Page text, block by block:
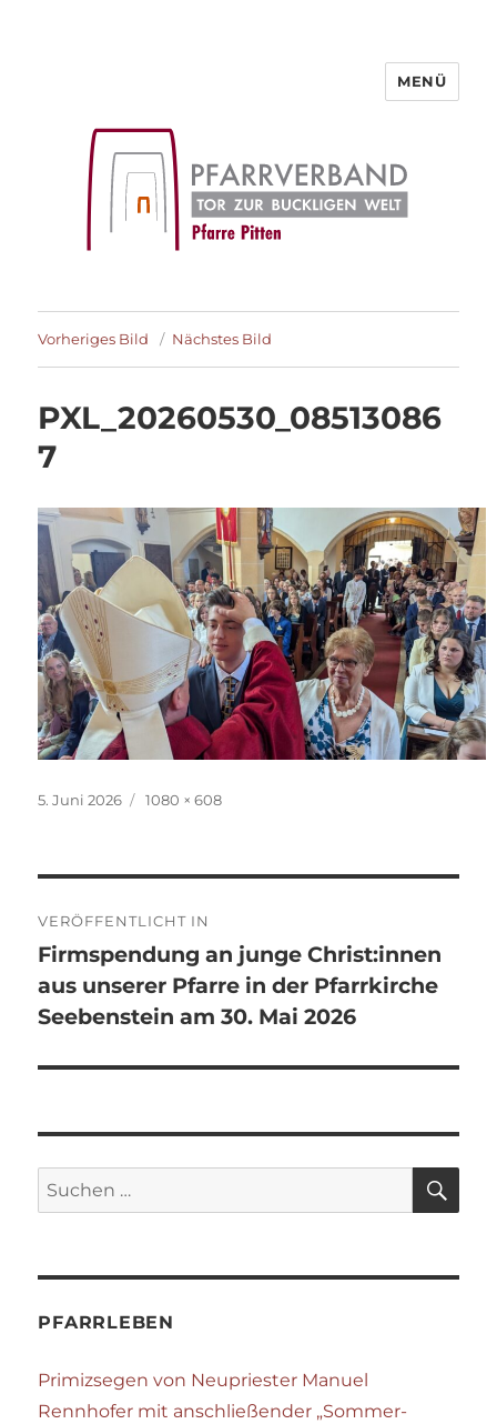
MENÜ
Vorheriges Bild Nächstes Bild
PXL_20260530_08513086
7
Veröffentlicht
5. Juni 2026 Originalgröße
1080 × 608
VERÖFFENTLICHT IN
Firmspendung an junge Christ:innen
aus unserer Pfarre in der Pfarrkirche
Seebenstein am 30. Mai 2026
Suchen
nach:
PFARRLEBEN
Primizsegen von Neupriester Manuel
Rennhofer mit anschließender „Sommer-